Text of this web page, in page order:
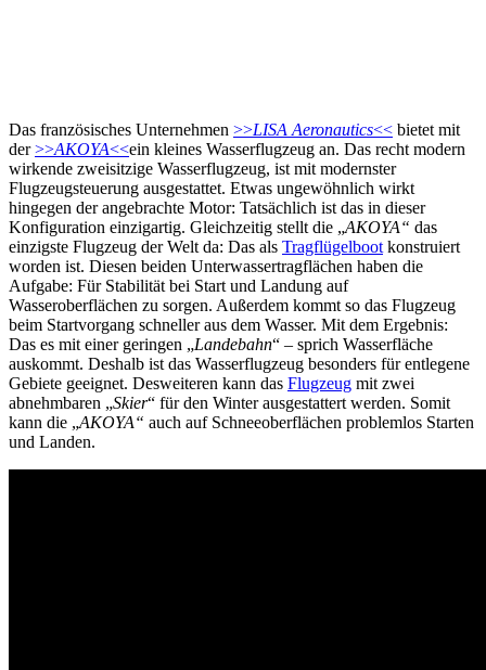
Das französisches Unternehmen >>LISA Aeronautics<< bietet mit
der>>AKOYA<<ein kleines Wasserflugzeug an. Das recht modern
wirkende zweisitzige Wasserflugzeug, ist mit modernster
Flugzeugsteuerung ausgestattet. Etwas ungewöhnlich wirkt
hingegen der angebrachte Motor: Tatsächlich ist das in dieser
Konfiguration einzigartig. Gleichzeitig stellt die „AKOYA“ das
einzigste Flugzeug der Welt da: Das als Tragflügelboot konstruiert
worden ist. Diesen beiden Unterwassertragflächen haben die
Aufgabe: Für Stabilität bei Start und Landung auf
Wasseroberflächen zu sorgen. Außerdem kommt so das Flugzeug
beim Startvorgang schneller aus dem Wasser. Mit dem Ergebnis:
Das es mit einer geringen „Landebahn“ – sprich Wasserfläche
auskommt. Deshalb ist das Wasserflugzeug besonders für entlegene
Gebiete geeignet. Desweiteren kann das Flugzeug mit zwei
abnehmbaren „Skier“ für den Winter ausgestattert werden. Somit
kann die „AKOYA“ auch auf Schneeoberflächen problemlos Starten
und Landen.